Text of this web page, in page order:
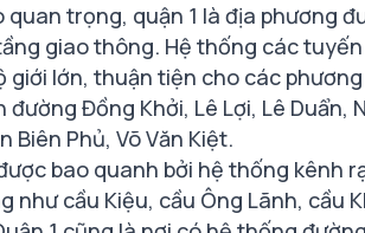
quan trọng, quận 1 là địa phương
giao thông. Hệ thống các
giới lớn, thuận tiện cho các
Đồng Khởi, Lê Lợi, Lê Duẩn,
Biên Phủ, Võ Văn Kiệt.
bao quanh bởi hệ thống kênh
như cầu Kiệu, cầu Ông Lãnh, cầu